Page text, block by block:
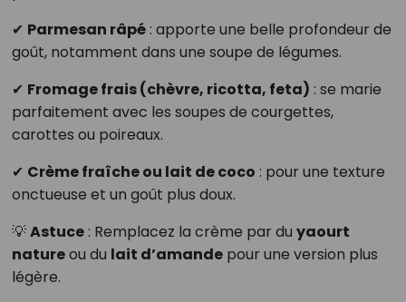
✔ Parmesan râpé: apporte une belle profondeur de
goût, notamment dans une soupe de légumes.
✔ Fromage frais (chèvre, ricotta, feta) : se marie
parfaitement avec les soupes de courgettes,
carottes ou poireaux.
✔ Crème fraîche ou lait de coco : pour une texture
onctueuse et un goût plus doux.
💡Astuce: Remplacez la crème par du yaourt
natureou du lait d’amandepour une version plus
légère.